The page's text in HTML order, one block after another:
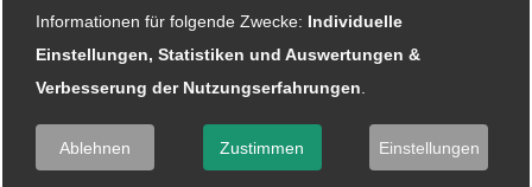
Mai 2019 (2 Artikel)
April 2019 (4 Artikel)
März 2019 (6 Artikel)
Informationen für folgende Zwecke: Individuelle
Einstellungen, Statistiken und Auswertungen &
Verbesserung der Nutzungserfahrungen.
Ablehnen Zustimmen Einstellungen